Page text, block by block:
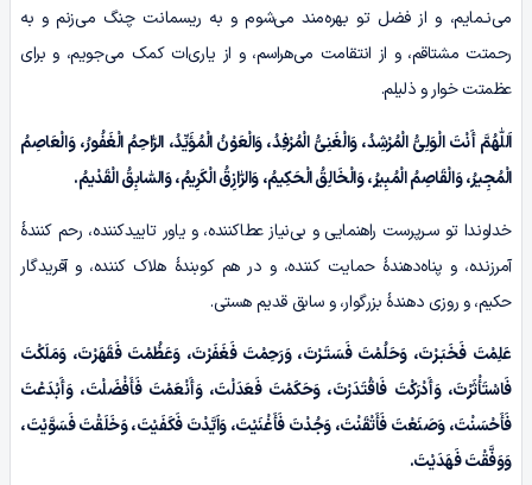
می‌نـمایم، و از فضل تو بهره‌مند می‌شوم و به ریسمانت چنگ می‌زنم و به
رحمتت مشتاقم، و از انتقامت می‌هراسم، و از یاری‌ات کمک می‌جویم، و برای
عظمتت خوار و ذلیلم.
اَللّٰهُمَّ أَنْتَ الْوَلِیُّ الْمُرْشِدُ، وَالْغَنِیُّ الْمُرْفِدُ، وَالْعَوْنُ الْمُؤَیِّدُ، الرّٰاحِمُ الْغَفُورُ، وَالْعَاصِمُ
الْمُجِیرُ، وَالْقَاصِمُ الْمُبِیرُ، وَالْخَالِقُ الْحَکِیمُ، وَالرّٰازِقُ الْکَرِیمُ، وَالسّٰابِقُ الْقَدْیمُ.
خداوندا تو سـرپرست راهنمایی و بی‌نیاز عطاکننده، و یاور تاییدکننده، رحم کنندۀ
آمرزنده، و پناه‌دهندۀ حمایت کننده، و در هم کوبندۀ هلاک کننده، و آفریدگار
حکیم، و روزی دهندۀ بزرگوار، و سابق قدیم هستی.
عَلِمْتَ فَخَبَـرْتَ، وَحَلُمْتَ فَسَتَـرْتَ، وَرَحِمْتَ فَغَفَرْتَ، وَعَظُمْتَ فَقَهَرْتَ، وَمَلَکْتَ
فَاسْتَأْثَرْتَ، وَأَدْرَکْتَ فَاقْتَدَرْتَ، وَحَکَمْتَ فَعَدَلْتَ، وَأَنْعَمْتَ فَأَفْضَلْتَ، وَأَبْدَعْتَ
فَأَحْسَنْتَ، وَصَنَعْتَ فَأَتْقَنْتَ، وَجُدْتَ فَأَغْنَیْتَ، وَاَیَّدْتَ فَکَفَیْتَ، وَخَلَقْتَ فَسَوَّیْتَ،
وَوَفَّقْتَ فَهَدَیْتَ.